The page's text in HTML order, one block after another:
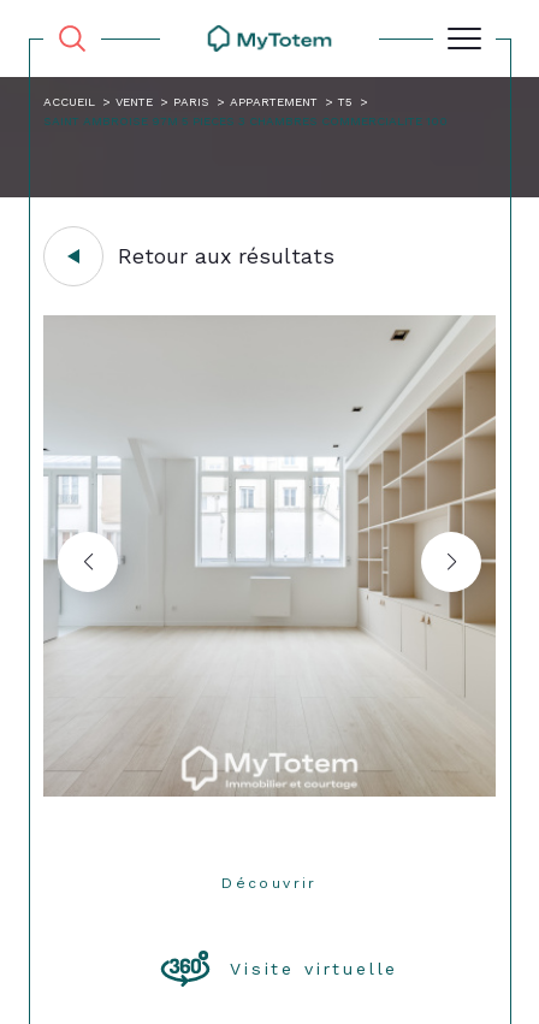
ACCUEIL VENTE PARIS APPARTEMENT
T5
SAINT AMBROISE 97M 5 PIECES 3 CHAMBRES COMMERCIALITE 100
Retour aux résultats
Découvrir
Visite virtuelle